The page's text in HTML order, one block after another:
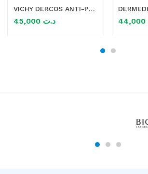
VICHY DERCOS ANTI-PELLICULAIRE SHAMPOOING TRAITANT CHEVEUX NORMAUX A SECS 200ML
د.ت